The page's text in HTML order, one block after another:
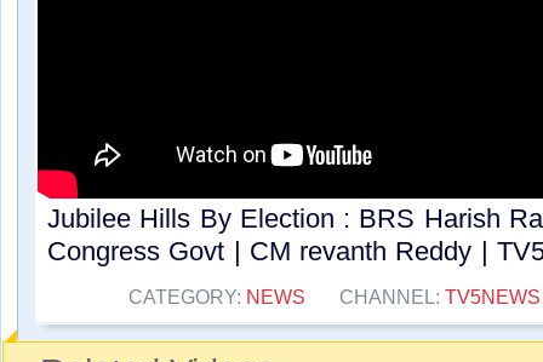
Jubilee Hills By Election : BRS Harish
Congress Govt | CM revanth Reddy |
CATEGORY: NEWS CHANNEL: TV5NEWS